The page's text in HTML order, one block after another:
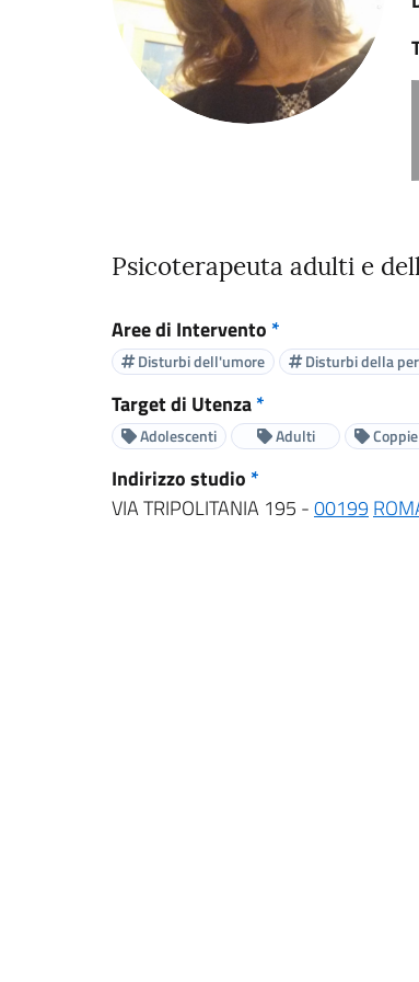
Psicoterapeuta adulti e
Aree di Intervento *
Disturbi dell'umore Disturbi della
Target di Utenza*
Adolescenti Adulti
Indirizzo studio *
VIA TRIPOLITANIA 195 -00199